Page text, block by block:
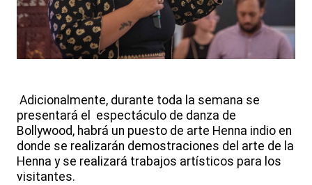
Adicionalmente, durante toda la semana se
presentará el espectáculo de danza de
Bollywood, habrá un puesto de arte Henna indio en
donde se realizarán demostraciones del arte de la
Henna y se realizará trabajos artísticos para los
visitantes.